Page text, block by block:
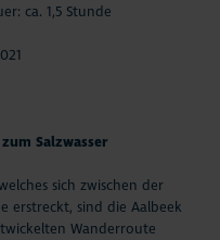
ca. 1,5 Stunde
Salzwasser
sich zwischen der
erstreckt, sind die Aalbeek
Wanderroute